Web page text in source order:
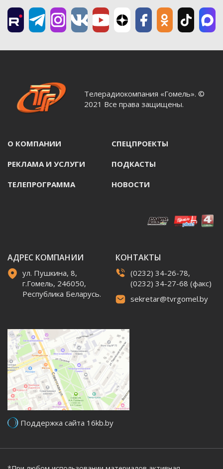
Телерадиокомпания «Гомель». ©
2021 Все права защищены.
О КОМПАНИИ СПЕЦПРОЕКТЫ
РЕКЛАМА И УСЛУГИ ПОДКАСТЫ
ТЕЛЕПРОГРАММА НОВОСТИ
АДРЕС КОМПАНИИ
ул. Пушкина, 8,
г.Гомель, 246050,
Республика Беларусь.
КОНТАКТЫ
(0232) 34-26-78,
(0232) 34-27-68 (факс)
sekretar@tvrgomel.by
Поддержка сайта 16kb.by